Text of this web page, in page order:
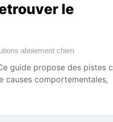
le
aboiement chien
guide propose des pistes c
causes comportementales,